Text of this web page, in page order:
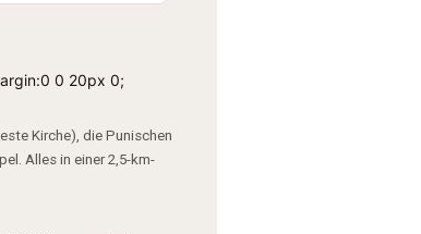
0 20px 0;
Kirche), die Punischen
Alles in einer 2,5-km-